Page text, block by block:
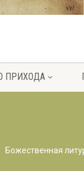
ПРИХОДА
Божественная